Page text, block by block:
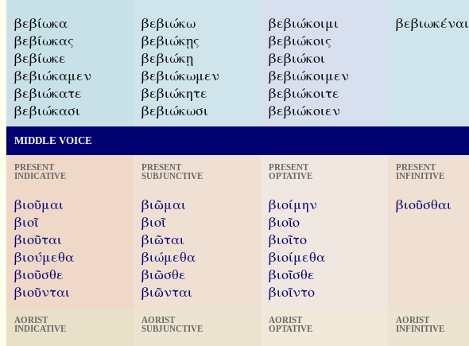
βεβίωκα
βεβίωκας
βεβίωκε
βεβιώκαμεν
βεβιώκατε
βεβιώκασι
βεβιώκω
βεβιώκῃς
βεβιώκῃ
βεβιώκωμεν
βεβιώκητε
βεβιώκωσι
βεβιώκοιμι
βεβιώκοις
βεβιώκοι
βεβιώκοιμεν
βεβιώκοιτε
βεβιώκοιεν
βεβιωκέναι
MIDDLE VOICE
PRESENT
INDICATIVE
βιοῦμαι
βιοῖ
βιοῦται
βιούμεθα
βιοῦσθε
βιοῦνται
PRESENT
SUBJUNCTIVE
βιῶμαι
βιοῖ
βιῶται
βιώμεθα
βιῶσθε
βιῶνται
PRESENT
OPTATIVE
βιοίμην
βιοῖο
βιοῖτο
βιοίμεθα
βιοῖσθε
βιοῖντο
PRESENT
INFINITIVE
βιοῦσθαι
AORIST
INDICATIVE
AORIST
SUBJUNCTIVE
AORIST
OPTATIVE
AORIST
INFINITIVE